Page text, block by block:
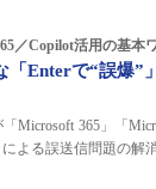
／Copilot活用の基本
「Enterで“誤爆
Microsoft 365」「
よる誤送信問題の解